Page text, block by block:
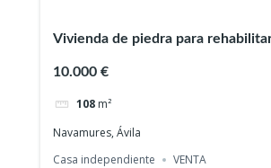
Vivienda de piedra para
10.000 €
108 m²
Navamures, Ávila
Casa independiente
VENTA